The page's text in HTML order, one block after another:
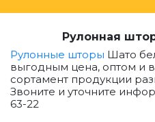
Рулонная
Рулонные шторы Шато
выгодным цена, оптом и
сортамент продукции
Звоните и уточните
63-22